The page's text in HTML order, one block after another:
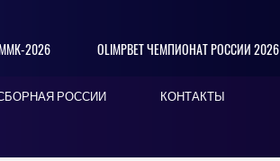
2026 OLIMPBET ЧЕМПИОНАТ РОССИИ 2026
РОССИИ КОНТАКТЫ